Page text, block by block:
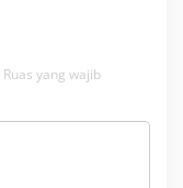
Ruas yang wajib